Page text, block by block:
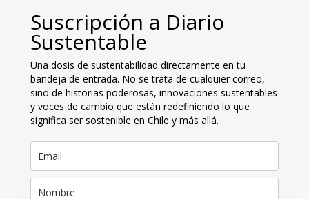
Suscripción a Diario
Sustentable
Una dosis de sustentabilidad directamente en tu
bandeja de entrada. No se trata de cualquier correo,
sino de historias poderosas, innovaciones sustentables
y voces de cambio que están redefiniendo lo que
significa ser sostenible en Chile y más allá.